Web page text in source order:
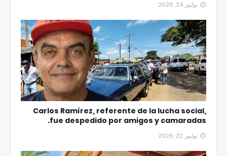
يوليوز 24, 2026
Carlos Ramírez, referente de la lucha social,
fue despedido por amigos y camaradas.
يوليوز 22, 2026